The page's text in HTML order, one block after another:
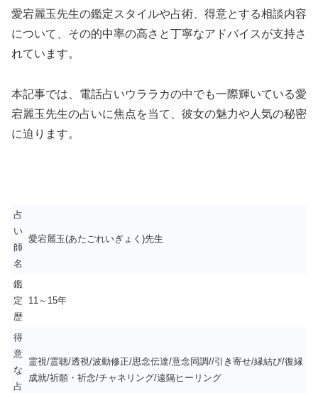
愛宕麗玉先生の鑑定スタイルや占術、得意とする相談内容
について、その的中率の高さと丁寧なアドバイスが支持さ
れています。
本記事では、電話占いウララカの中でも一際輝いている愛
宕麗玉先生の占いに焦点を当て、彼女の魅力や人気の秘密
に迫ります。
占
い
師
名
愛宕麗玉(あたごれいぎょく)先生
鑑
定
歴
11～15年
得
意
な
占
霊視/霊聴/透視/波動修正/思念伝達/意念同調//引き寄せ/縁結び/復縁
成就/祈願・祈念/チャネリング/遠隔ヒーリング